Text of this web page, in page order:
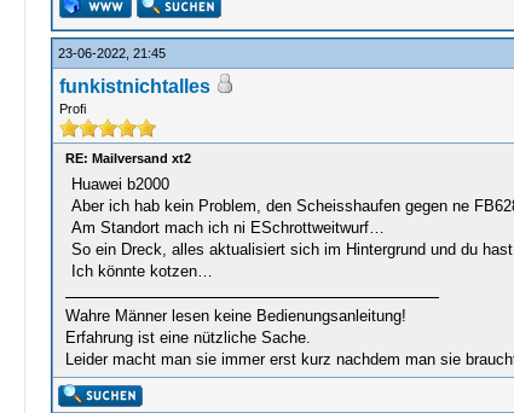
23-06-2022, 21:45
funkistnichtalles
Profi
RE: Mailversand xt2
Huawei b2000
Aber ich hab kein Problem, den Scheisshaufen gegen ne
Am Standort mach ich ni ESchrottweitwurf…
So ein Dreck, alles aktualisiert sich im Hintergrund und du
Ich könnte kotzen…
Wahre Männer lesen keine Bedienungsanleitung!
Erfahrung ist eine nützliche Sache.
Leider macht man sie immer erst kurz nachdem man sie